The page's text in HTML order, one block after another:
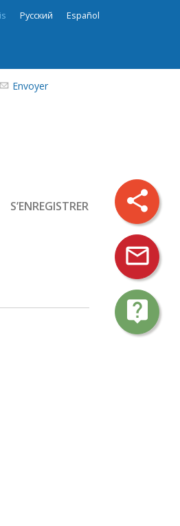
Русский Español
share
mail
live_help
Envoyer
S’ENREGISTRER